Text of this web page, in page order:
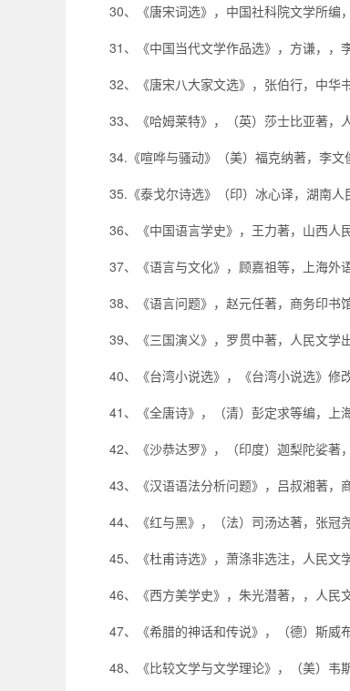
30、《唐宋词选》，中国社科院文学所编
31、《中国当代文学作品选》，方谦，，
32、《唐宋八大家文选》，张伯行，中华
33、《哈姆莱特》，（英）莎士比亚著，
34.《喧哗与骚动》（美）福克纳著，李文
35.《泰戈尔诗选》（印）冰心译，湖南人
36、《中国语言学史》，王力著，山西人
37、《语言与文化》，顾嘉祖等，上海外
38、《语言问题》，赵元任著，商务印书
39、《三国演义》，罗贯中著，人民文学
40、《台湾小说选》，《台湾小说选》修
41、《全唐诗》，（清）彭定求等编，上
42、《沙恭达罗》，（印度）迦梨陀娑著
43、《汉语语法分析问题》，吕叔湘著，
44、《红与黑》，（法）司汤达著，张冠
45、《杜甫诗选》，萧涤非选注，人民文
46、《西方美学史》，朱光潜著，，人民
47、《希腊的神话和传说》，（德）斯威
48、《比较文学与文学理论》，（美）韦